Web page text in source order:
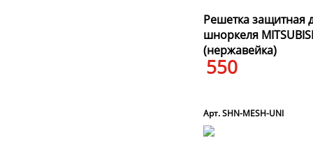
Решетка защитная
шноркеля
(нержавейка)
550
Арт. SHN-MESH-UNI